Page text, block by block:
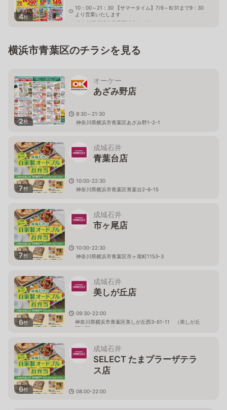
4枚
10：00～21：30 【サマータイム】7/6～8/31まで9：30
より営業いたします
神奈川県横浜市青葉区桂台2－30－2
横浜市青葉区のチラシを見る
2枚
オーケー
あざみ野店
8:30～21:30
神奈川県横浜市青葉区あざみ野1-2-1
7枚
成城石井
青葉台店
10:00-22:30
神奈川県横浜市青葉区青葉台2-6-15
7枚
成城石井
市ヶ尾店
10:00-22:30
神奈川県横浜市青葉区市ヶ尾町1153-3
6枚
成城石井
美しが丘店
09:30-22:00
神奈川県横浜市青葉区美しが丘西3-61-11 （美しが丘
西地区センター前）
6枚
成城石井
SELECT たまプラーザテラ
ス店
08:00-22:00